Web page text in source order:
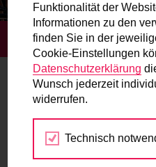
Routenplaner
Mit dem Fahrrad in Wien
beste Route.
Wunschbox
Sie haben ein Anliegen zum
STARTSEITE BLOG
Cycling Affairs
03.06.2013
Blog
Funktionalität der
Informationen zu den
finden Sie in der
Cookie-Einstellungen
Datenschutzerklärung
Wunsch jederzeit
widerrufen.
Technisch